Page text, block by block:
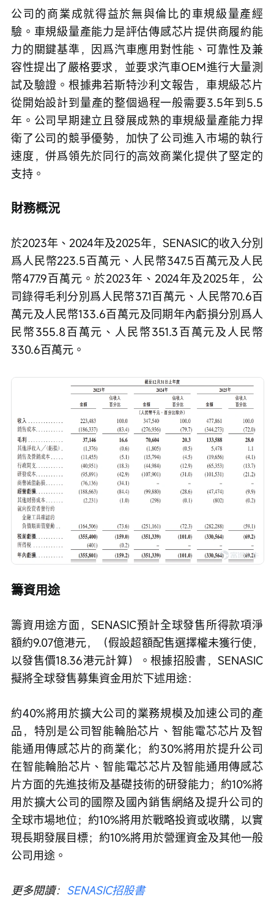
公司的商業成就得益於無與倫比的車規級量產經
驗。車規級量產能力是評估傳感芯片提供商履約能
力的關鍵基準，因爲汽車應用對性能、可靠性及兼
容性提出了嚴格要求，並要求汽車OEM進行大量測
試及驗證。根據弗若斯特沙利文報告，車規級芯片
從開始設計到量產的整個過程一般需要3.5年到5.5
年。公司早期建立且發展成熟的車規級量產能力捍
衛了公司的競爭優勢，加快了公司進入市場的執行
速度，併爲領先於同行的高效商業化提供了堅定的
支持。
財務概況
於2023年、2024年及2025年，SENASIC的收入分別
爲人民幣223.5百萬元、人民幣347.5百萬元及人民
幣477.9百萬元。於2023年、2024年及2025年，公
司錄得毛利分別爲人民幣37.1百萬元、人民幣70.6百
萬元及人民幣133.6百萬元及同期年內虧損分別爲人
民幣355.8百萬元、人民幣351.3百萬元及人民幣
330.6百萬元。
籌資用途
籌資用途方面，SENASIC預計全球發售所得款項淨
額約9.07億港元，（假設超額配售選擇權未獲行使，
以發售價18.36港元計算）。根據招股書，SENASIC
擬將全球發售募集資金用於下述用途：
約40%將用於擴大公司的業務規模及加速公司的產
品，特別是公司智能輪胎芯片、智能電芯芯片及智
能通用傳感芯片的商業化；約30%將用於提升公司
在智能輪胎芯片、智能電芯芯片及智能通用傳感芯
片方面的先進技術及基礎技術的研發能力；約10%將
用於擴大公司的國際及國內銷售網絡及提升公司的
全球市場地位；約10%將用於戰略投資或收購，以實
現長期發展目標；約10%將用於營運資金及其他一般
公司用途。
更多閱讀： SENASIC招股書